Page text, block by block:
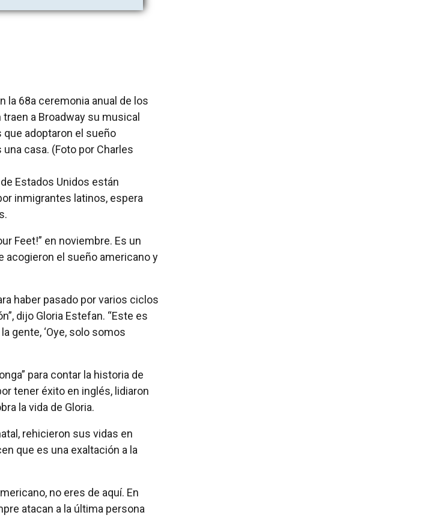
Estados Unidos están
inmigrantes latinos, espera
Feet!” en noviembre. Es un
acogieron el sueño americano y
haber pasado por varios ciclos
dijo Gloria Estefan. “Este es
gente, ‘Oye, solo somos
para contar la historia de
tener éxito en inglés, lidiaron
la vida de Gloria.
rehicieron sus vidas en
que es una exaltación a la
no eres de aquí. En
atacan a la última persona